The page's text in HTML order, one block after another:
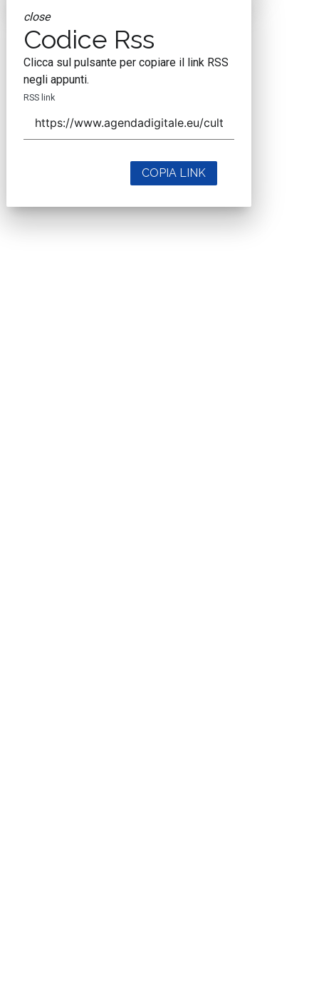
close
Codice Rss
Clicca sul pulsante per copiare il link RSS
negli appunti.
RSS link
COPIA LINK